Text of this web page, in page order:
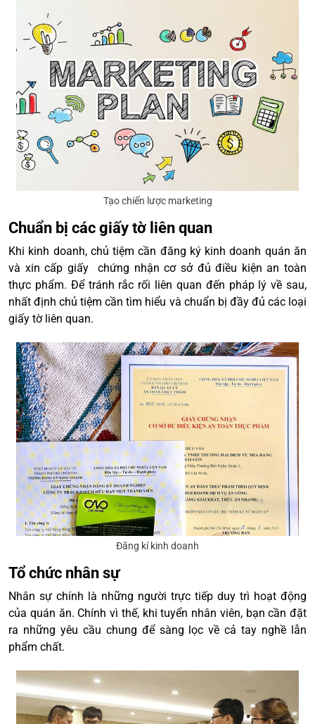
Tạo chiến lược marketing
Chuẩn bị các giấy tờ liên quan
Khi kinh doanh, chủ tiệm cần đăng ký kinh doanh quán ăn
và xin cấp giấy chứng nhận cơ sở đủ điều kiện an toàn
thực phẩm. Để tránh rắc rối liên quan đến pháp lý về sau,
nhất định chủ tiệm cần tìm hiểu và chuẩn bị đầy đủ các loại
giấy tờ liên quan.
Đăng kí kinh doanh
Tổ chức nhân sự
Nhân sự chính là những người trực tiếp duy trì hoạt động
của quán ăn. Chính vì thế, khi tuyển nhân viên, bạn cần đặt
ra những yêu cầu chung để sàng lọc về cả tay nghề lẫn
phẩm chất.